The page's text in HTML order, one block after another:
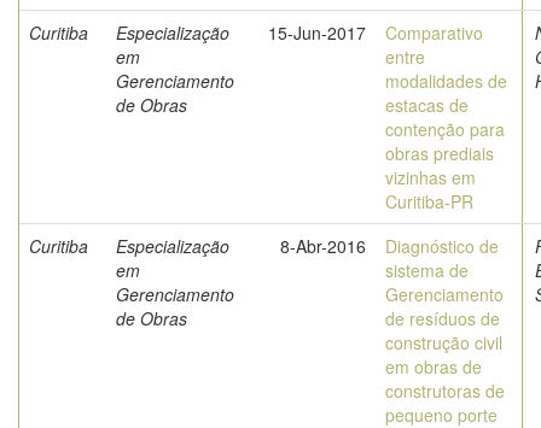
Curitiba
Especialização
em
Gerenciamento
de Obras
15-Jun-2017
Comparativo
entre
modalidades de
estacas de
contenção para
obras prediais
vizinhas em
Curitiba-PR
Curitiba
Especialização
em
Gerenciamento
de Obras
8-Abr-2016
Diagnóstico de
sistema de
Gerenciamento
de resíduos de
construção civil
em obras de
construtoras de
pequeno porte